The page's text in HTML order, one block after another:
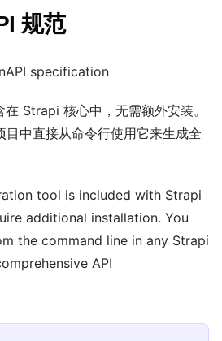
规范
specification
Strapi 核心中，无需额外安装。
中直接从命令行使用它来生成全
tool is included with Strapi
additional installation. You
the command line in any Strapi
API